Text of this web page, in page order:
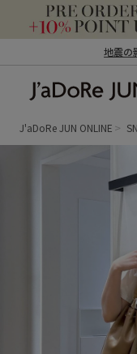
地震の
ン オンライン）
J'aDoRe JUN ONLINE